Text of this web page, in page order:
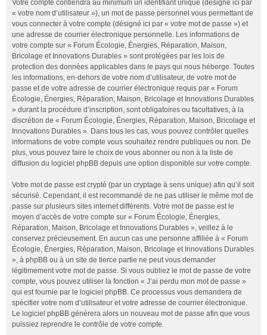
Votre compte contiendra au minimum un identifiant unique (désigné ici par
« votre nom d’utilisateur »), un mot de passe personnel vous permettant de
vous connecter à votre compte (désigné ici par « votre mot de passe ») et
une adresse de courrier électronique personnelle. Les informations de
votre compte sur « Forum Écologie, Énergies, Réparation, Maison,
Bricolage et Innovations Durables » sont protégées par les lois de
protection des données applicables dans le pays qui nous héberge. Toutes
les informations, en-dehors de votre nom d’utilisateur, de votre mot de
passe et de votre adresse de courrier électronique requis par « Forum
Écologie, Énergies, Réparation, Maison, Bricolage et Innovations Durables
» durant la procédure d’inscription, sont obligatoires ou facultatives, à la
discrétion de « Forum Écologie, Énergies, Réparation, Maison, Bricolage et
Innovations Durables ». Dans tous les cas, vous pouvez contrôler quelles
informations de votre compte vous souhaitez rendre publiques ou non. De
plus, vous pouvez faire le choix de vous abonner ou non à la liste de
diffusion du logiciel phpBB depuis une option disponible sur votre compte.
Votre mot de passe est crypté (par un cryptage à sens unique) afin qu’il soit
sécurisé. Cependant, il est recommandé de ne pas utiliser le même mot de
passe sur plusieurs sites internet différents. Votre mot de passe est le
moyen d’accès de votre compte sur « Forum Écologie, Énergies,
Réparation, Maison, Bricolage et Innovations Durables », veillez à le
conservez précieusement. En aucun cas une personne affiliée à « Forum
Écologie, Énergies, Réparation, Maison, Bricolage et Innovations Durables
», à phpBB ou à un site de tierce partie ne peut vous demander
légitimement votre mot de passe. Si vous oubliez le mot de passe de votre
compte, vous pouvez utiliser la fonction « J’ai perdu mon mot de passe »
qui est fournie par le logiciel phpBB. Ce processus vous demandera de
spécifier votre nom d’utilisateur et votre adresse de courrier électronique.
Le logiciel phpBB générera alors un nouveau mot de passe afin que vous
puissiez reprendre le contrôle de votre compte.